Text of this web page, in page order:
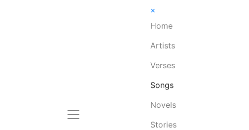
×
Home
Artists
Verses
Songs
Novels
Stories